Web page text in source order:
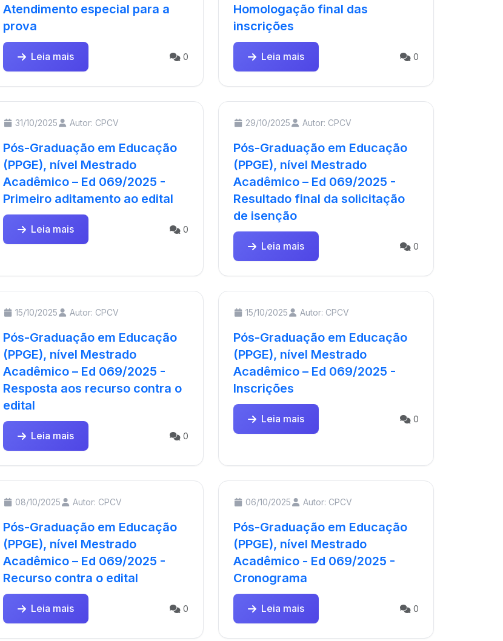
Atendimento especial para a
prova
Leia mais 0
Homologação final das
inscrições
Leia mais 0
31/10/2025 Autor: CPCV
Pós-Graduação em Educação
(PPGE), nível Mestrado
Acadêmico – Ed 069/2025 -
Primeiro aditamento ao edital
Leia mais 0
29/10/2025 Autor: CPCV
Pós-Graduação em Educação
(PPGE), nível Mestrado
Acadêmico – Ed 069/2025 -
Resultado final da solicitação
de isenção
Leia mais 0
15/10/2025 Autor: CPCV
Pós-Graduação em Educação
(PPGE), nível Mestrado
Acadêmico – Ed 069/2025 -
Resposta aos recurso contra o
edital
Leia mais 0
15/10/2025 Autor: CPCV
Pós-Graduação em Educação
(PPGE), nível Mestrado
Acadêmico – Ed 069/2025 -
Inscrições
Leia mais 0
08/10/2025 Autor: CPCV
Pós-Graduação em Educação
(PPGE), nível Mestrado
Acadêmico – Ed 069/2025 -
Recurso contra o edital
Leia mais 0
06/10/2025 Autor: CPCV
Pós-Graduação em Educação
(PPGE), nível Mestrado
Acadêmico - Ed 069/2025 -
Cronograma
Leia mais 0